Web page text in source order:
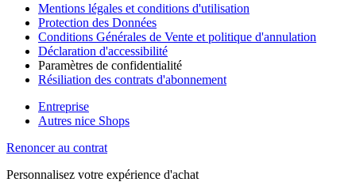
Mentions légales et conditions d'utilisation
Protection des Données
Conditions Générales de Vente et politique d'annulation
Déclaration d'accessibilité
Paramètres de confidentialité
Résiliation des contrats d'abonnement
Entreprise
Autres nice Shops
Renoncer au contrat
Personnalisez votre expérience d'achat